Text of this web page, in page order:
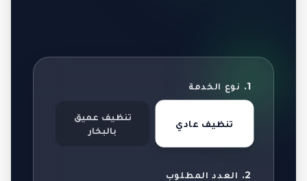
1. نوع الخدمة
تنظيف عادي
تنظيف عميق
بالبخار
2. العدد المطلوب